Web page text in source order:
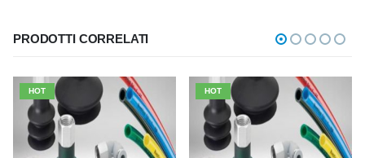
PRODOTTI CORRELATI
HOT HOT